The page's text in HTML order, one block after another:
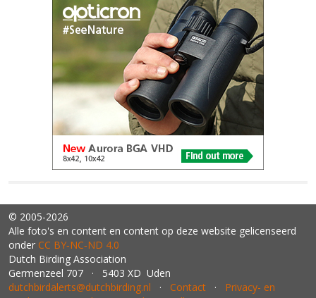
© 2005-2026
Alle foto's en content en content op deze website gelicenseerd
onder CC BY‑NC‑ND 4.0
Dutch Birding Association
Germenzeel 707 · 5403 XD Uden
dutchbirdalerts@dutchbirding.nl · Contact · Privacy- en